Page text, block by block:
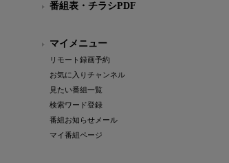
番組表・チラシPDF
マイメニュー
リモート録画予約
お気に入りチャンネル
見たい番組一覧
検索ワード登録
番組お知らせメール
マイ番組ページ